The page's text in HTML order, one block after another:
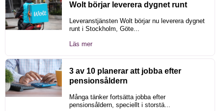
Wolt börjar leverera dygnet runt
Leveranstjänsten Wolt börjar nu leverera dygnet
runt i Stockholm, Göte...
Läs mer
3 av 10 planerar att jobba efter
pensionsåldern
Många tänker fortsätta jobba efter
pensionsåldern, speciellt i storstä...